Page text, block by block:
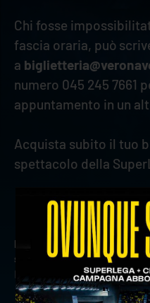
Chi fosse
fascia oraria, può
a
numero 045 245 7661
appuntamento in un
Acquista subito il tuo
spettacolo della
precedente:
back to
successivo:il derby del
padova cade in tre set